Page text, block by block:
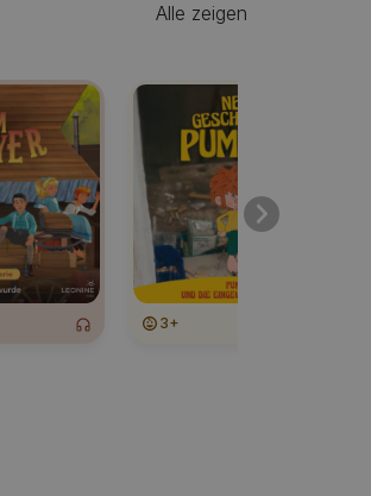
Alle zeigen
3+